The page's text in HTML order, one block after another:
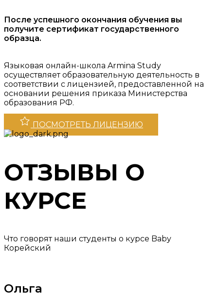
После успешного окончания обучения вы
получите сертификат государственного
образца.
Языковая онлайн-школа Armina Study
осуществляет образовательную деятельность в
соответствии с лицензией, предоставленной на
основании решения приказа Министерства
образования РФ.
ПОСМОТРЕТЬ ЛИЦЕНЗИЮ
ОТЗЫВЫ О
КУРСЕ
Что говорят наши студенты о курсе Baby
Корейский
Ольга